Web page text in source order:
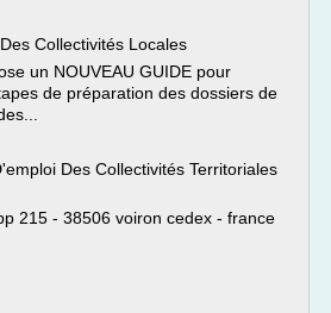
Collectivités Locales
un NOUVEAU GUIDE pour
de préparation des dossiers de
Des Collectivités Territoriales
215 - 38506 voiron cedex - france